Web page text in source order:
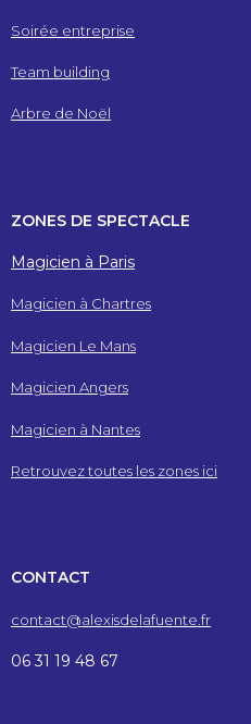
Soirée entreprise
Team building
Arbre de Noël
ZONES DE SPECTACLE
Magicien à Paris
Magicien à Chartres
Magicien Le Mans
Magicien Angers
Magicien à Nantes
Retrouvez toutes les zones ici
CONTACT
contact@alexisdelafuente.fr
06 31 19 48 67